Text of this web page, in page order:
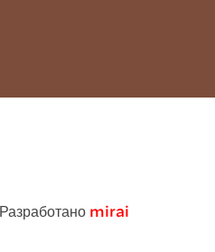
Разработано mirai